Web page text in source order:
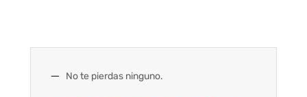
No te pierdas ninguno.